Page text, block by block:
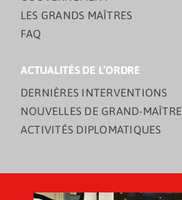
LES GRANDS MAÎTRES
FAQ
ACTUALITÉS DE L’ORDRE
DERNIÈRES INTERVENTIONS
NOUVELLES DE GRAND-MAÎTRE
ACTIVITÉS DIPLOMATIQUES